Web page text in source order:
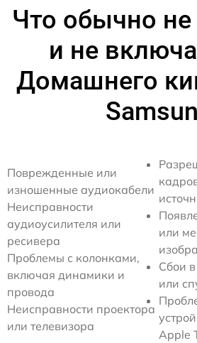
Что обычно не
и не
Домашнего
Поврежденные или
изношенные аудиокабели
Неисправности
аудиоусилителя или
ресивера
Проблемы с колонками,
включая динамики и
провода
Неисправности проектора
или телевизора
или
Сбои
или
Apple